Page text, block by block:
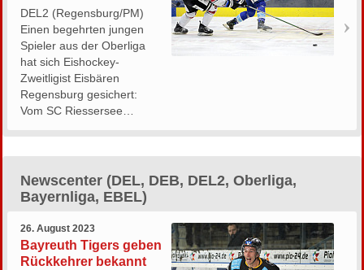
DEL2 (Regensburg/PM)
Einen begehrten jungen
Spieler aus der Oberliga
hat sich Eishockey-
Zweitligist Eisbären
Regensburg gesichert:
Vom SC Riessersee…
Newscenter (DEL, DEB, DEL2, Oberliga,
Bayernliga, EBEL)
26. August 2023
Bayreuth Tigers geben
Rückkehrer bekannt